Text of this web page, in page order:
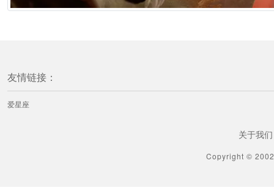
友情链接：
爱星座
关于我们
Copyright ©